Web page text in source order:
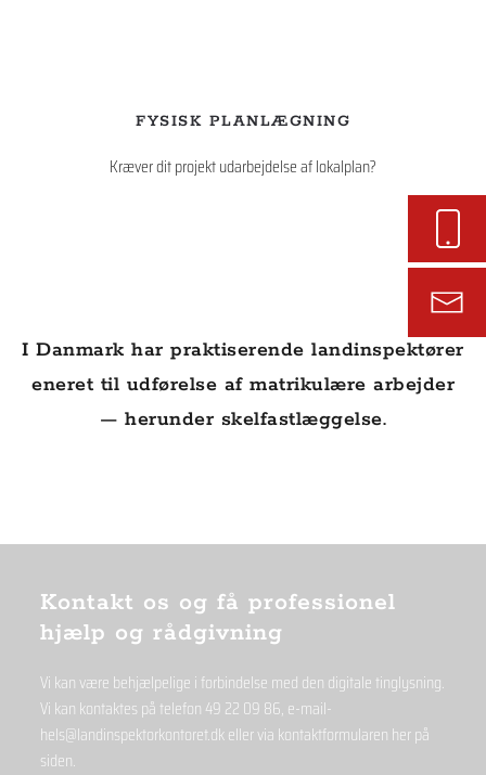
FYSISK PLANLÆGNING
Kræver dit projekt udarbejdelse af lokalplan?
I Danmark har praktiserende landinspektører
eneret til udførelse af matrikulære arbejder
— herunder skelfastlæggelse.
Kontakt os og få professionel
hjælp og rådgivning
Vi kan være behjælpelige i forbindelse med den digitale tinglysning.
Vi kan kontaktes på telefon 49 22 09 86, ­e-mail­
hels@landinspektorkontoret.dkeller via kontaktformularen her på
siden.